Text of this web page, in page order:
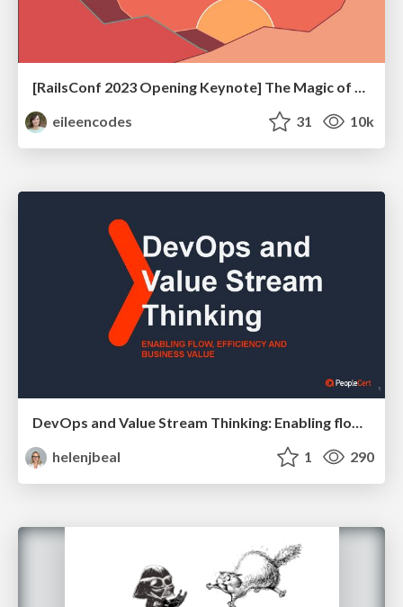
[RailsConf 2023 Opening Keynote] The Magic of Rails
eileencodes
31 10k
helenjbeal
1 290